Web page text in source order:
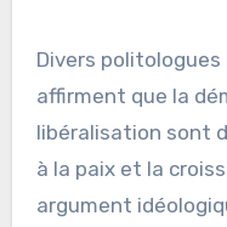
Divers
affirment que la
libéralisation sont
à la paix et la
argument